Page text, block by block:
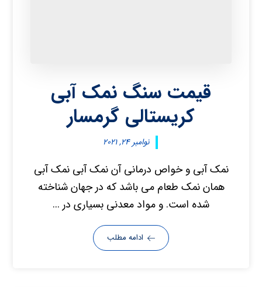
قیمت سنگ نمک آبی
کریستالی گرمسار
نوامبر ۲۴, ۲۰۲۱
نمک آبی و خواص درمانی آن نمک آبی نمک آبی
همان نمک طعام می باشد که در جهان شناخته
شده است. و مواد معدنی بسیاری در ...
ادامه مطلب